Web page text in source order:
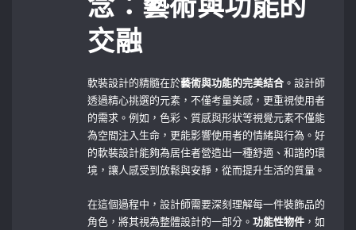
念：藝術與功能的
交融
軟裝設計的精髓在於藝術與功能的完美結合 。設計師
透過精心挑選的元素，不僅考量美感，更重視使用者
的需求。例如，色彩、質感與形狀等視覺元素不僅能
為空間注入生命，更能影響使用者的情緒與行為。好
的軟裝設計能夠為居住者營造出一種舒適、和諧的環
境，讓人感受到放鬆與安靜，從而提升生活的質量。
在這個過程中，設計師需要深刻理解每一件裝飾品的
角色，將其視為整體設計的一部分。功能性物件 ，如